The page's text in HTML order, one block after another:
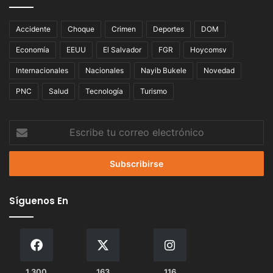
Accidente Choque Crimen Deportes DOM
Economía EEUU El Salvador FGR Hoycomsv
Internacionales Nacionales Nayib Bukele Novedad
PNC Salud Tecnología Turismo
correo
Síguenos En